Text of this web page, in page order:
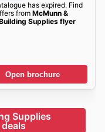
has expired. Find
from McMunn &
Supplies flyer
Open brochure
Supplies